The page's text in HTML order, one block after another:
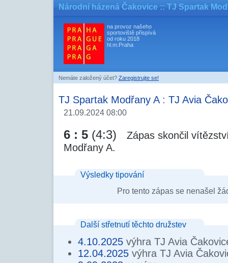
Národní házená Čakovice :: TJ Spartak
na provoz našeho
sportoviště přispívá
od roku 2018
hl.m.Praha
Nemáte založený účet? Zaregistrujte se!
TJ Spartak Modřany A: TJ Avia
21.09.2024 08:00
6 : 5 (4:3)
Zápas skončil
Modřany A.
Výsledky tipování
Pro tento zápas se nenašel
Další střetnutí těchto družstev
4.10.2025 výhra TJ Avia
12.04.2025 výhra TJ Avia